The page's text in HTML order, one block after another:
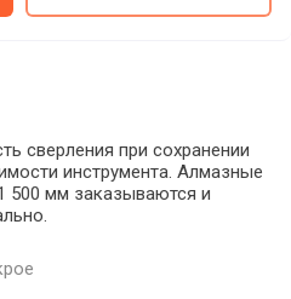
сверления при сохранении
инструмента. Алмазные
500 мм заказываются и